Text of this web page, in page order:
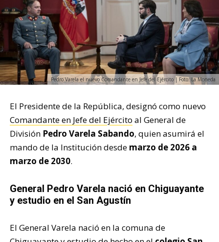
Pedro Varela el nuevo Comandante en Jefe del Ejército | Foto: La Moneda
El Presidente de la República, designó como nuevo
Comandante en Jefe del Ejército al General de
División Pedro Varela Sabando, quien asumirá el
mando de la Institución desde marzo de 2026 a
marzo de 2030.
General Pedro Varela nació en Chiguayante
y estudio en el San Agustín
El General Varela nació en la comuna de